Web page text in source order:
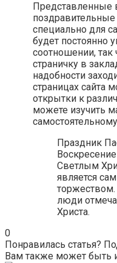
Представленные
специально для
будет постоянно
соотношении,
страничку в
надобности
страницах сайта
открытки к
можете изучить
Праздник
Светлым
является
люди
Христа.
0
Понравилась статья?
Вам также может быть